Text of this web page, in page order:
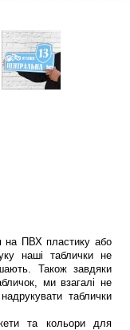
на ПВХ пластику або
наші таблички не
Також завдяки
ми взагалі не
таблички
та кольори для